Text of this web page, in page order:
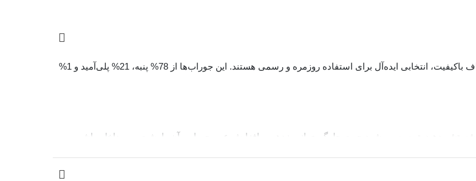
جوراب‌ زنانه چتیک Chetic طرح قطب شمال با طراحی مدرن و استفاده از الیاف باکیفیت، انتخابی ایده‌آل برای استفاده روزمره و رسمی هستند. این جوراب‌ها از 78% پنبه، 21% پلی‌آمید و 1%
در دمای 40 درجه و با لباس‌های همرنگ شستشو دهید. توصیه می‌شود جهت جلوگیری از پرزدهی و افزایش عمر جوراب، آن را پشت و رو داخل ماشین